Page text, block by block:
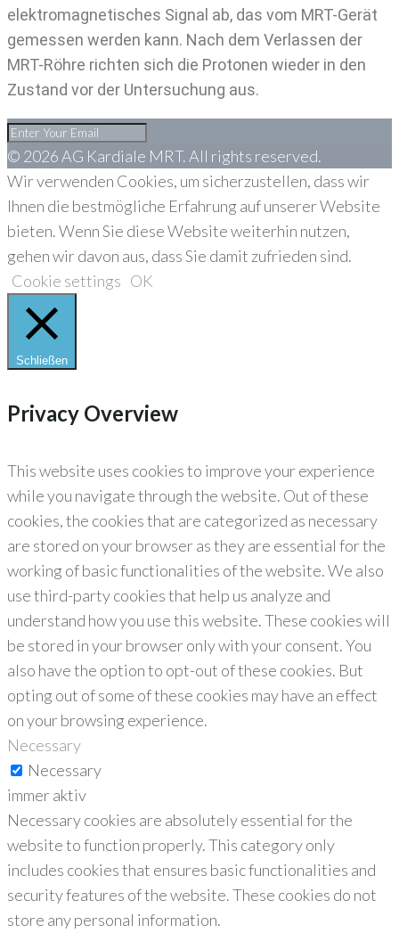
elektromagnetisches Signal ab, das vom MRT-Gerät
gemessen werden kann. Nach dem Verlassen der
MRT-Röhre richten sich die Protonen wieder in den
Zustand vor der Untersuchung aus.
© 2026 AG Kardiale MRT. All rights reserved.
Wir verwenden Cookies, um sicherzustellen, dass wir
Ihnen die bestmögliche Erfahrung auf unserer Website
bieten. Wenn Sie diese Website weiterhin nutzen,
gehen wir davon aus, dass Sie damit zufrieden sind.
Cookie settings OK
Schließen
Privacy Overview
This website uses cookies to improve your experience
while you navigate through the website. Out of these
cookies, the cookies that are categorized as necessary
are stored on your browser as they are essential for the
working of basic functionalities of the website. We also
use third-party cookies that help us analyze and
understand how you use this website. These cookies will
be stored in your browser only with your consent. You
also have the option to opt-out of these cookies. But
opting out of some of these cookies may have an effect
on your browsing experience.
Necessary
Necessary
immer aktiv
Necessary cookies are absolutely essential for the
website to function properly. This category only
includes cookies that ensures basic functionalities and
security features of the website. These cookies do not
store any personal information.